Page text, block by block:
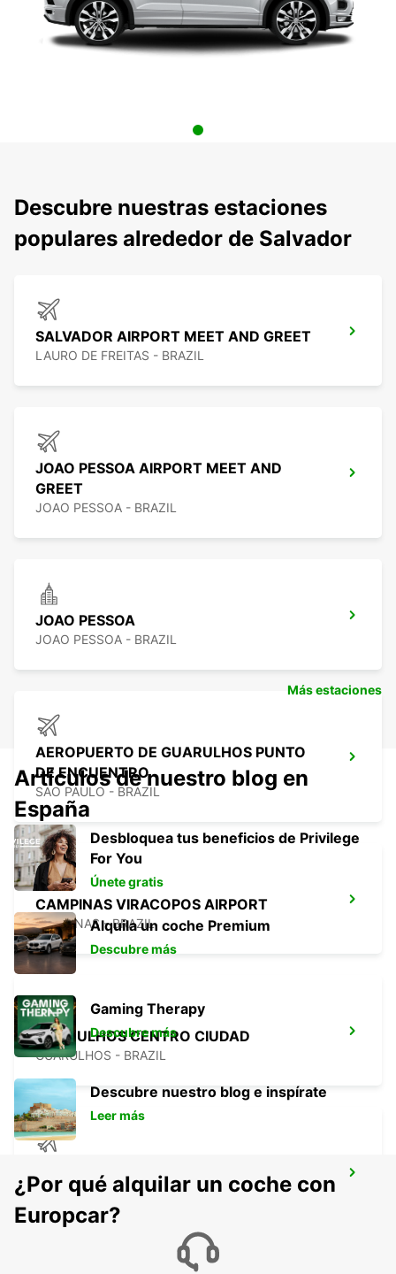
Descubre nuestras estaciones
populares alrededor de Salvador
SALVADOR AIRPORT MEET AND GREET
LAURO DE FREITAS - BRAZIL
JOAO PESSOA AIRPORT MEET AND
GREET
JOAO PESSOA - BRAZIL
JOAO PESSOA
JOAO PESSOA - BRAZIL
AEROPUERTO DE GUARULHOS PUNTO
DE ENCUENTRO
SAO PAULO - BRAZIL
CAMPINAS VIRACOPOS AIRPORT
CAMPINAS - BRAZIL
GUARULHOS CENTRO CIUDAD
GUARULHOS - BRAZIL
CONGONHAS
SAO PAULO - BRAZIL
Más estaciones
Artículos de nuestro blog en
España
Desbloquea tus beneficios de Privilege
For You
Únete gratis
Alquila un coche Premium
Descubre más
Gaming Therapy
Descubre más
Descubre nuestro blog e inspírate
Leer más
¿Por qué alquilar un coche con
Europcar?